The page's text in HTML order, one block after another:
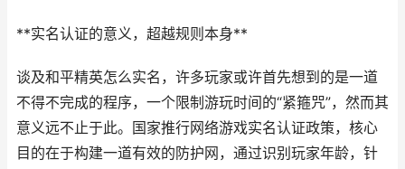
**实名认证的意义，超越规则本身**
谈及和平精英怎么实名，许多玩家或许首先想到的是一道
不得不完成的程序，一个限制游玩时间的“紧箍咒”，然而其
意义远不止于此。国家推行网络游戏实名认证政策，核心
目的在于构建一道有效的防护网，通过识别玩家年龄，针